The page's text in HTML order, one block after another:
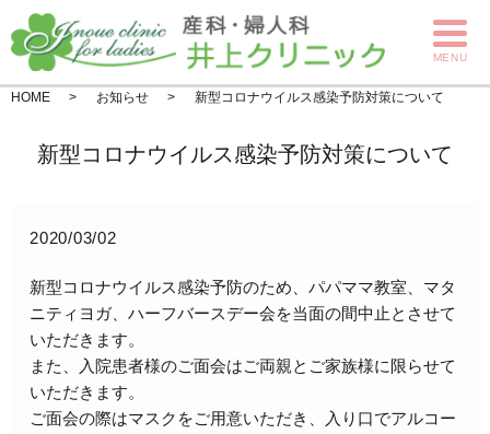
MENU
HOME お知らせ 新型コロナウイルス感染予防対策について
新型コロナウイルス感染予防対策について
2020/03/02
新型コロナウイルス感染予防のため、パパママ教室、マタ
ニティヨガ、ハーフバースデー会を当面の間中止とさせて
いただきます。
また、入院患者様のご面会はご両親とご家族様に限らせて
いただきます。
ご面会の際はマスクをご用意いただき、入り口でアルコー